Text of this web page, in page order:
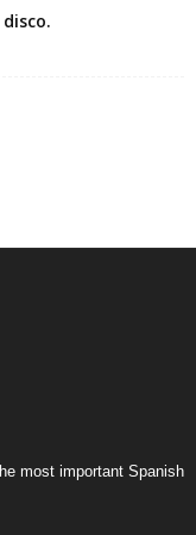
disco.
most important Spanish